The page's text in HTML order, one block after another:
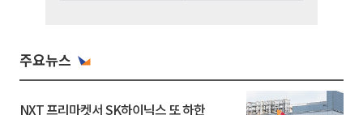
주요뉴스
NXT 프리마켓서 SK하이닉스 또 하한